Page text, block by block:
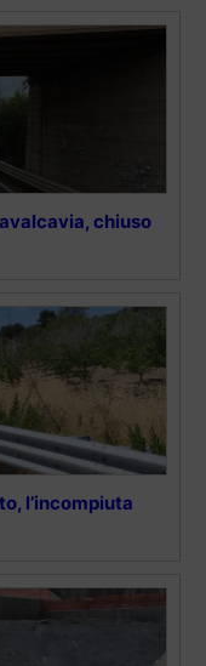
chiuso
l’incompiuta